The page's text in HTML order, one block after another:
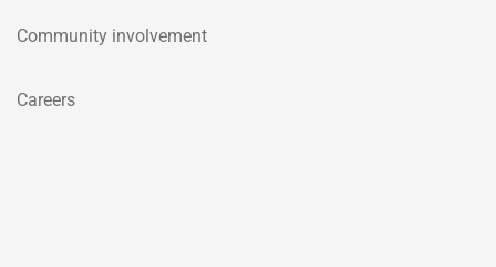
Community involvement
Careers